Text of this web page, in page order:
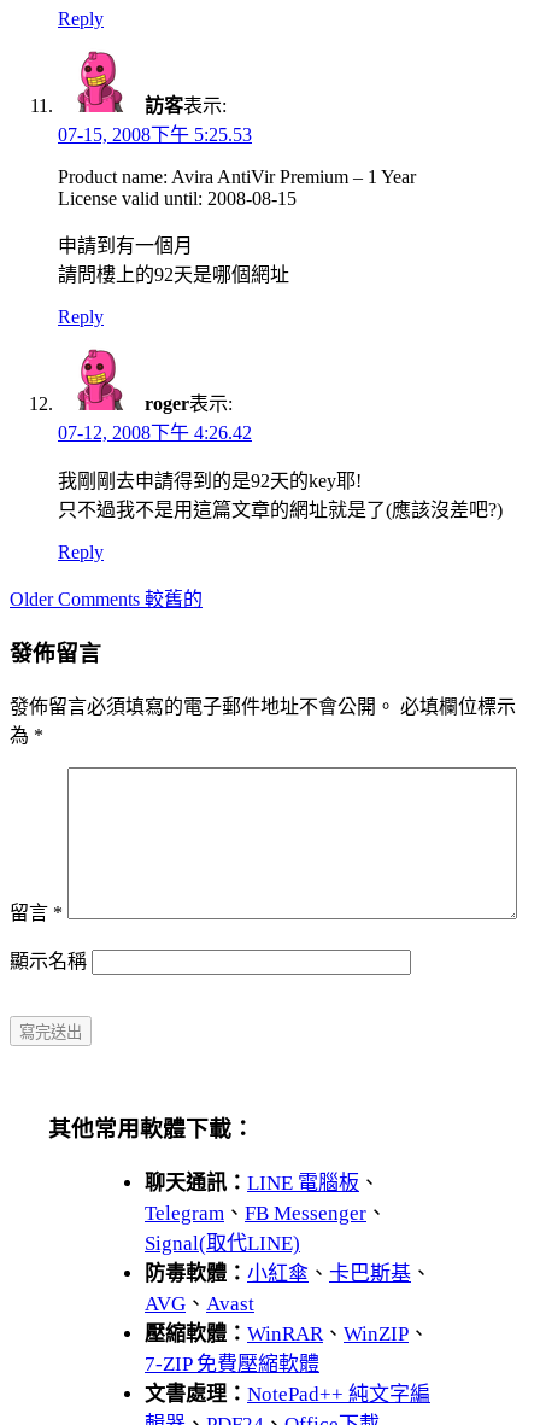
Reply
訪客表示:
07-15, 2008下午 5:25.53
Product name: Avira AntiVir Premium – 1 Year
License valid until: 2008-08-15
申請到有一個月
請問樓上的92天是哪個網址
Reply
roger表示:
07-12, 2008下午 4:26.42
我剛剛去申請得到的是92天的key耶!
只不過我不是用這篇文章的網址就是了(應該沒差吧?)
Reply
Comment
Older Comments 較舊的
發佈留言
發佈留言必須填寫的電子郵件地址不會公開。 必填欄位標示
為 *
留言 *
顯示名稱
其他常用軟體下載：
聊天通訊： LINE 電腦板 、
Telegram 、 FB Messenger 、
Signal(取代LINE)
防毒軟體： 小紅傘 、 卡巴斯基 、
AVG 、 Avast
壓縮軟體： WinRAR、 WinZIP 、
7-ZIP 免費壓縮軟體
文書處理： NotePad++ 純文字編